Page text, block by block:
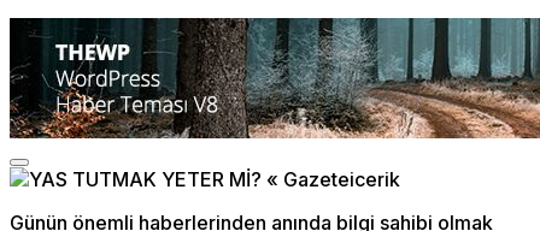
Günün önemli haberlerinden anında bilgi sahibi olmak